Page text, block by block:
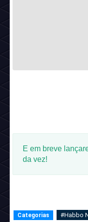
E em breve
da vez!
Categorias #Habbo